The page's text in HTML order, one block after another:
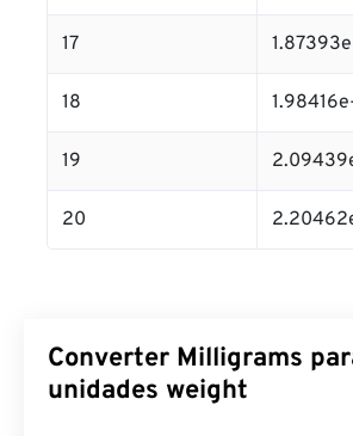
17
18
19
20
Converter Milligrams
unidades weight